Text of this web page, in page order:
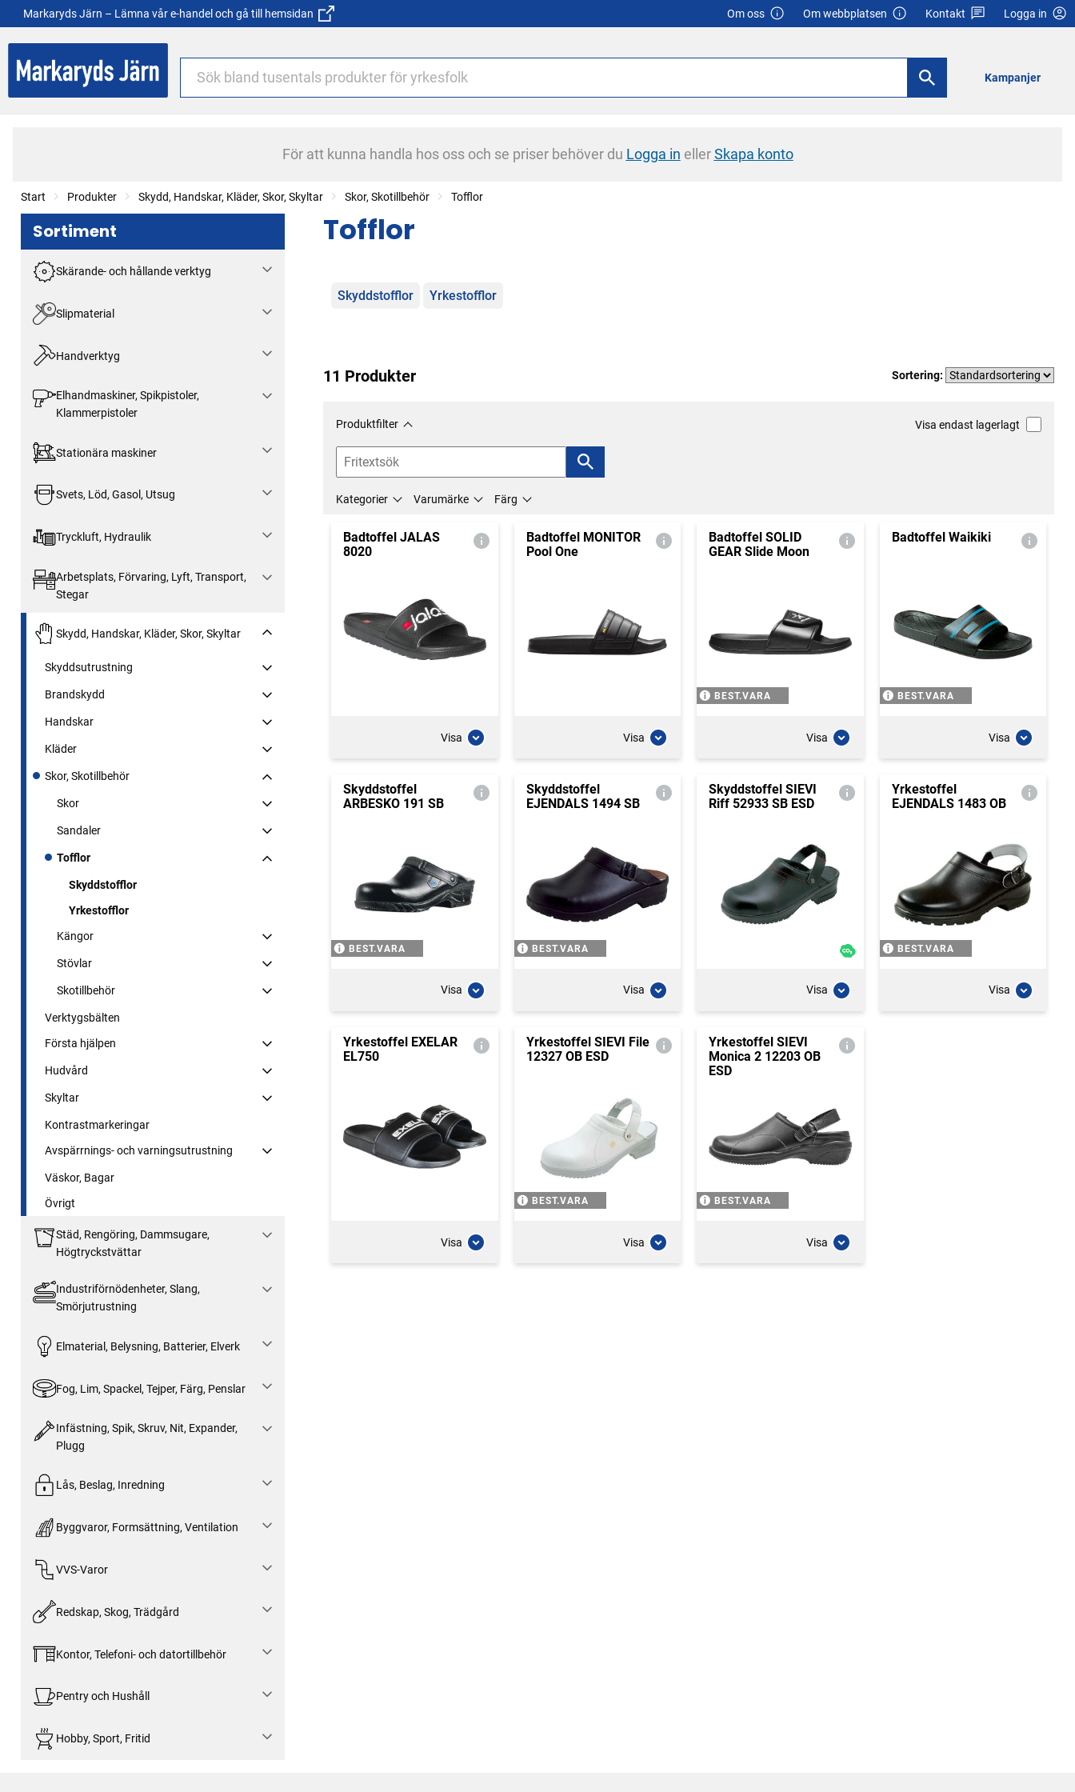
Markaryds Järn – Lämna vår e-handel och gå till hemsidan Om oss Om webbplatsen Kontakt Logga in
Kampanjer
För att kunna handla hos oss och se priser behöver du Logga in ellerSkapa konto
Start Produkter Skydd, Handskar, Kläder, Skor, Skyltar Skor, Skotillbehör Tofflor
Sortiment
Skärande- och hållande verktyg
Slipmaterial
Handverktyg
Elhandmaskiner, Spikpistoler,
Klammerpistoler
Stationära maskiner
Svets, Löd, Gasol, Utsug
Tryckluft, Hydraulik
Arbetsplats, Förvaring, Lyft, Transport,
Stegar
Skydd, Handskar, Kläder, Skor, Skyltar
Skyddsutrustning
Brandskydd
Handskar
Kläder
Skor, Skotillbehör
Skor
Sandaler
Tofflor
Skyddstofflor
Yrkestofflor
Kängor
Stövlar
Skotillbehör
Verktygsbälten
Första hjälpen
Hudvård
Skyltar
Kontrastmarkeringar
Avspärrnings- och varningsutrustning
Väskor, Bagar
Övrigt
Städ, Rengöring, Dammsugare,
Högtryckstvättar
Industriförnödenheter, Slang,
Smörjutrustning
Elmaterial, Belysning, Batterier, Elverk
Fog, Lim, Spackel, Tejper, Färg, Penslar
Infästning, Spik, Skruv, Nit, Expander,
Plugg
Lås, Beslag, Inredning
Byggvaror, Formsättning, Ventilation
VVS-Varor
Redskap, Skog, Trädgård
Kontor, Telefoni- och datortillbehör
Pentry och Hushåll
Hobby, Sport, Fritid
Tofflor
Kategorier
Skyddstofflor Yrkestofflor
11 Produkter Sortering:
Produktfilter Visa endast lagerlagt
Kategorier Varumärke Färg
Badtoffel JALAS
8020
Visa
Badtoffel MONITOR
Pool One
Visa
Badtoffel SOLID
GEAR Slide Moon
BEST.VARA
Visa
Badtoffel Waikiki
BEST.VARA
Visa
Skyddstoffel
ARBESKO 191 SB
BEST.VARA
Visa
Skyddstoffel
EJENDALS 1494 SB
BEST.VARA
Visa
Skyddstoffel SIEVI
Riff 52933 SB ESD
Visa
Yrkestoffel
EJENDALS 1483 OB
BEST.VARA
Visa
Yrkestoffel EXELAR
EL750
Visa
Yrkestoffel SIEVI File
12327 OB ESD
BEST.VARA
Visa
Yrkestoffel SIEVI
Monica 2 12203 OB
ESD
BEST.VARA
Visa